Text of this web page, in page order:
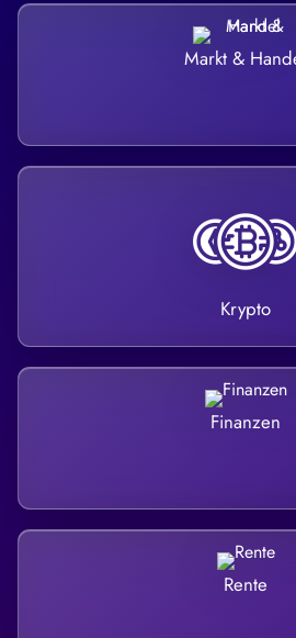
Markt &
Krypto
Finanzen
Rente